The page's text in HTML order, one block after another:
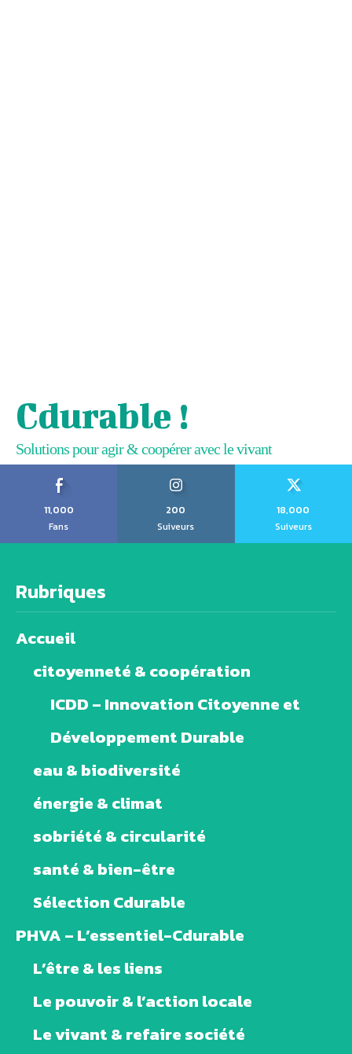
Cdurable !
Solutions pour agir & coopérer avec le vivant
11,000
Fans
200
Suiveurs
18,000
Suiveurs
Rubriques
Accueil
citoyenneté & coopération
ICDD – Innovation Citoyenne et
Développement Durable
eau & biodiversité
énergie & climat
sobriété & circularité
santé & bien-être
Sélection Cdurable
PHVA – L’essentiel-Cdurable
L’être & les liens
Le pouvoir & l’action locale
Le vivant & refaire société